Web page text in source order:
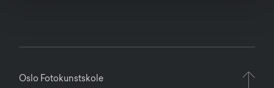
Oslo Fotokunstskole